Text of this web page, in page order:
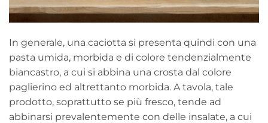
In generale, una caciotta si presenta quindi con una
pasta umida, morbida e di colore tendenzialmente
biancastro, a cui si abbina una crosta dal colore
paglierino ed altrettanto morbida. A tavola, tale
prodotto, soprattutto se più fresco, tende ad
abbinarsi prevalentemente con delle insalate, a cui